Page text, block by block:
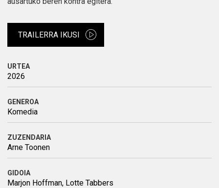
TRAILERRA IKUSI
URTEA
2026
GENEROA
Komedia
ZUZENDARIA
Arne Toonen
GIDOIA
Marjon Hoffman, Lotte Tabbers